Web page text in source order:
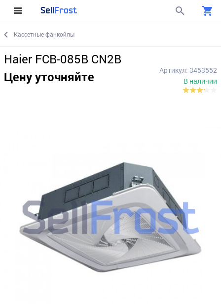
SellFrost
Кассетные фанкойлы
Haier FCB-085B CN2B
Цену уточняйте
Артикул: 3453552
В наличии